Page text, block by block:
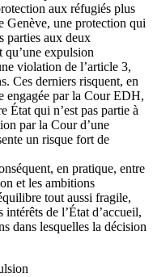
aux réfugiés plus
Genève, une protection qui
parties aux deux
qu’une expulsion
violation de l’article 3,
Ces derniers risquent, en
engagée par la Cour EDH,
État qui n’est pas partie à
par la Cour d’une
un risque fort de
en pratique, entre
et les ambitions
tout aussi fragile,
de l’État d’accueil,
dans lesquelles la décision